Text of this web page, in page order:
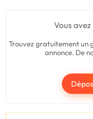
Vous
Trouvez gratuitement un
annonce. De